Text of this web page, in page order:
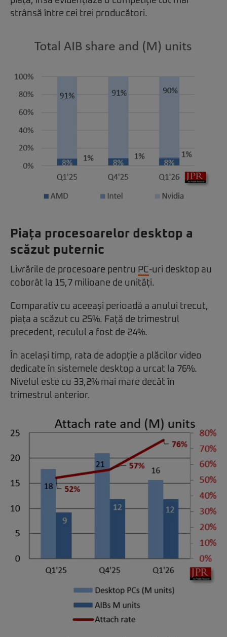
strânsă între cei trei producători.
Piața procesoarelor desktop a
scăzut puternic
Livrările de procesoare pentru PC-uri desktop au
coborât la 15,7 milioane de unități.
Comparativ cu aceeași perioadă a anului trecut,
piața a scăzut cu 25%. Față de trimestrul
precedent, reculul a fost de 24%.
În același timp, rata de adopție a plăcilor video
dedicate în sistemele desktop a urcat la 76%.
Nivelul este cu 33,2% mai mare decât în
trimestrul anterior.